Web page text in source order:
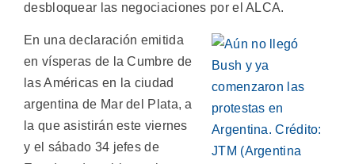
desbloquear las negociaciones por el ALCA.
En una declaración emitida
en vísperas de la Cumbre de
las Américas en la ciudad
argentina de Mar del Plata, a
la que asistirán este viernes
y el sábado 34 jefes de